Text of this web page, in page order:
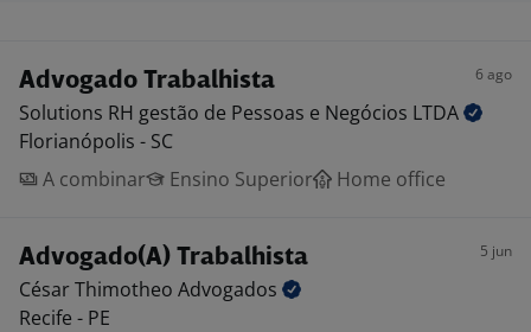
Advogado Trabalhista 6 ago
Solutions RH gestão de Pessoas e Negócios LTDA
Florianópolis - SC
A combinar
Ensino Superior Home office
Advogado(A) Trabalhista 5 jun
César Thimotheo Advogados
Recife - PE